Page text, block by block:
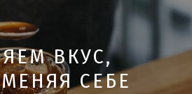
ВКУС,
СЕБЕ